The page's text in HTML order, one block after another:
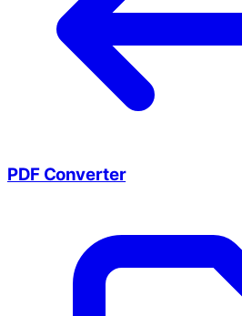
PDF Converter